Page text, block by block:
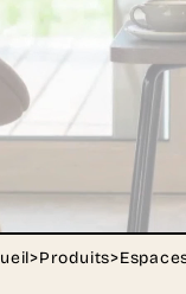
>Produits>